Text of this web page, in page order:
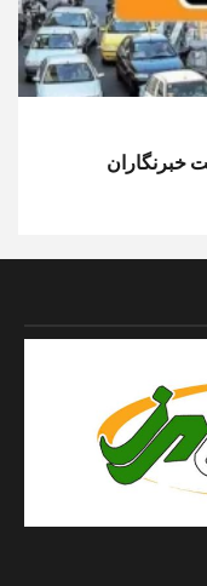
خبرنگاران